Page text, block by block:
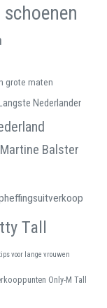
grote maten
Nederlander
Martine Balster
Tall
voor lange vrouwen
Only-M Tall